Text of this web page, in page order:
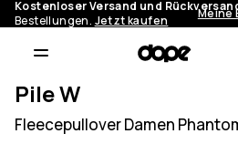
Kostenloser Versand und
Bestellungen. Jetzt kaufen Meine
Pile W
Fleecepullover Damen